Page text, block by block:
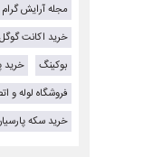
مجله آرایش گرام
خرید اکانت
بوکینگ
خرید
فروشگاه لوله و
خرید سکه